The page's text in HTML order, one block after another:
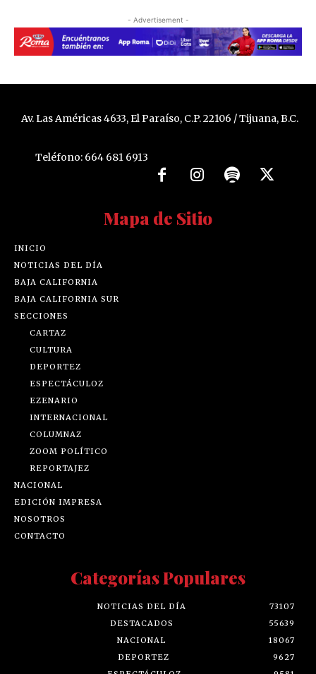
- Advertisement -
Av. Las Américas 4633, El Paraíso, C.P. 22106 / Tijuana, B.C.
Teléfono: 664 681 6913
Mapa de Sitio
INICIO
NOTICIAS DEL DÍA
BAJA CALIFORNIA
BAJA CALIFORNIA SUR
SECCIONES
CARTAZ
CULTURA
DEPORTEZ
ESPECTÁCULOZ
EZENARIO
INTERNACIONAL
COLUMNAZ
ZOOM POLÍTICO
REPORTAJEZ
NACIONAL
EDICIÓN IMPRESA
NOSOTROS
CONTACTO
Categorías Populares
NOTICIAS DEL DÍA
73107
DESTACADOS
55639
NACIONAL
18067
DEPORTEZ
9627